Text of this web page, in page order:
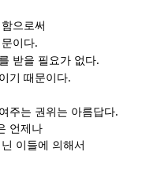
으로써
이다.
받을 필요가 없다.
기 때문이다.
주는 권위는 아름답다.
언제나
이들에 의해서